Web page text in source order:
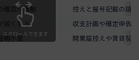
確認が難航
控えと屋号記載の請
弱くなる
収支計画や確定申告
明不足 開業届控えや賃貸契
スクロールできます